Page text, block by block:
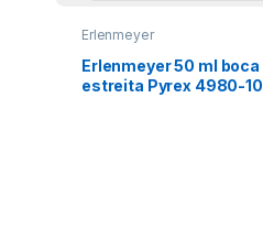
Erlenmeyer
Erlenmeyer 50 ml boca
estreita Pyrex 4980-10